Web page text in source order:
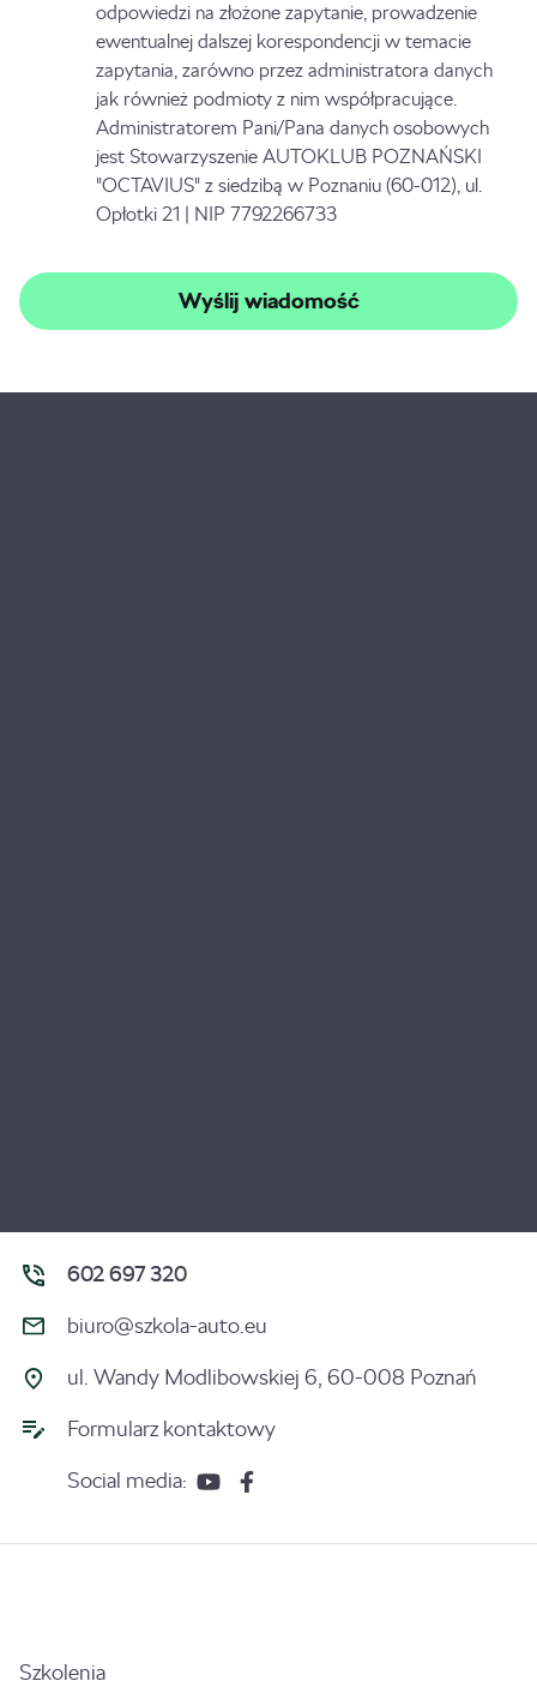
odpowiedzi na złożone zapytanie, prowadzenie
ewentualnej dalszej korespondencji w temacie
zapytania, zarówno przez administratora danych
jak również podmioty z nim współpracujące.
Administratorem Pani/Pana danych osobowych
jest Stowarzyszenie AUTOKLUB POZNAŃSKI
"OCTAVIUS" z siedzibą w Poznaniu (60-012), ul.
Opłotki 21 | NIP 7792266733
602 697 320
biuro@szkola-auto.eu
ul. Wandy Modlibowskiej 6, 60-008 Poznań
Formularz kontaktowy
Social media:
Szkolenia